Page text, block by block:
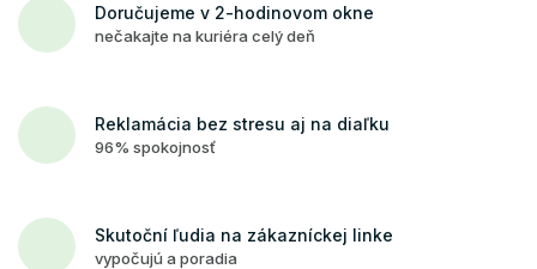
Doručujeme v 2-hodinovom okne
nečakajte na kuriéra celý deň
Reklamácia bez stresu aj na diaľku
96% spokojnosť
Skutoční ľudia na zákazníckej linke
vypočujú a poradia